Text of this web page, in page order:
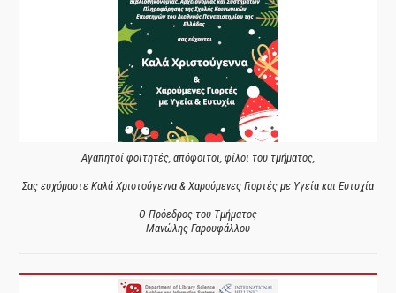
Αγαπητοί φοιτητές, απόφοιτοι, φίλοι του τμήματος,
Σας ευχόμαστε Καλά Χριστούγεννα & Χαρούμενες Γιορτές με Υγεία και Ευτυχία
Ο Πρόεδρος του Τμήματος
Μανώλης Γαρουφάλλου